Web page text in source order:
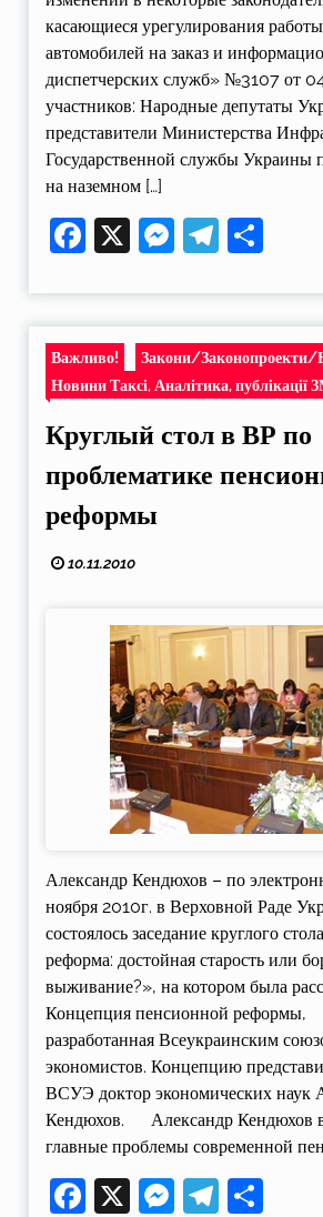
касающиеся урегулирования
автомобилей на заказ и
диспетчерских служб» №3107 от
участников: Народные депутаты
представители Министерства
Государственной службы Украины
на наземном […]
Facebook
X
Важливо!
Закони/
Новини Таксі, Аналітика, публікації
Круглый стол в ВР по
проблематике
реформы
10.11.2010
Александр Кендюхов – по
ноября 2010г. в Верховной Раде
состоялось заседание круглого
реформа: достойная старость или
выживание?», на котором была
Концепция пенсионной реформы,
разработанная Всеукраинским
экономистов. Концепцию
ВСУЭ доктор экономических наук
Кендюхов. Александр Кендюхов
главные проблемы современной
Facebook
X